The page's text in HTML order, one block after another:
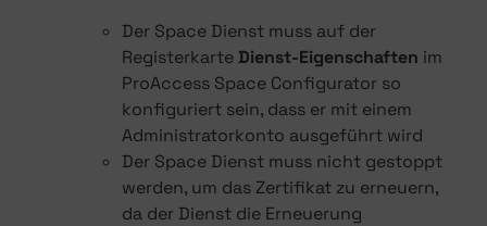
Der Space Dienst muss auf der
Registerkarte Dienst-Eigenschaften im
ProAccess Space Configurator so
konfiguriert sein, dass er mit einem
Administratorkonto ausgeführt wird
Der Space Dienst muss nicht gestoppt
werden, um das Zertifikat zu erneuern,
da der Dienst die Erneuerung